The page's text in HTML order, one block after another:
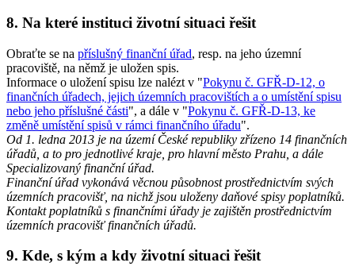
8. Na které instituci životní situaci řešit
Obraťte se na příslušný finanční úřad, resp. na jeho územní
pracoviště, na němž je uložen spis.
Informace o uložení spisu lze nalézt v "Pokynu č. GFŘ-D-12, o
finančních úřadech, jejich územních pracovištích a o umístění spisu
nebo jeho příslušné části", a dále v "Pokynu č. GFŘ-D-13, ke
změně umístění spisů v rámci finančního úřadu".
Od 1. ledna 2013 je na území České republiky zřízeno 14 finančních
úřadů, a to pro jednotlivé kraje, pro hlavní město Prahu, a dále
Specializovaný finanční úřad.
Finanční úřad vykonává věcnou působnost prostřednictvím svých
územních pracovišť, na nichž jsou uloženy daňové spisy poplatníků.
Kontakt poplatníků s finančními úřady je zajištěn prostřednictvím
územních pracovišť finančních úřadů.
9. Kde, s kým a kdy životní situaci řešit